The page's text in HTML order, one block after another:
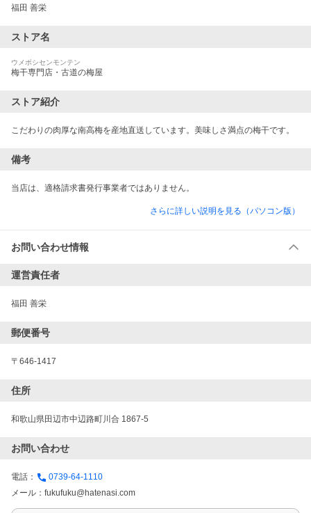
福田 善栄
ストア名
ウメボシセンモンテン
梅干専門店・古道の梅屋
ストア紹介
こだわりの肉厚な南高梅を産地直送しています。美味しさ満点の梅干です。
備考
当店は、適格請求書発行事業者ではありません。
さらに詳しい説明を見る（パソコン版）
お問い合わせ情報
運営責任者
福田 善栄
郵便番号
〒646-1417
住所
和歌山県田辺市中辺路町川合 1867-5
お問い合わせ
電話：
0739-64-1110
メール： fukufuku@hatenasi.com